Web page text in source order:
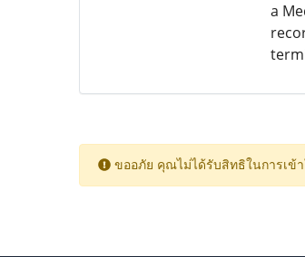
a
ขออภัย คุณไม่ได้รับสิทธิในการเข้